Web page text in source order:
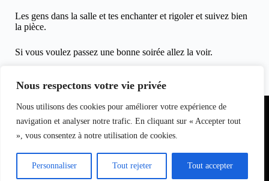
Nous respectons votre vie privée
Nous utilisons des cookies pour améliorer votre expérience de
navigation et analyser notre trafic. En cliquant sur « Accepter tout
», vous consentez à notre utilisation de cookies.
Personnaliser Tout rejeter Tout accepter
Les gens dans la salle et tes enchanter et rigoler et suivez bien
la pièce.
Si vous voulez passez une bonne soirée allez la voir.
Hugues Marcouyau, le 29 octobre 2012 pour clicinfospectacles
Equipe du
magazine
Contact Partenariat
nfo
pectacle
–le